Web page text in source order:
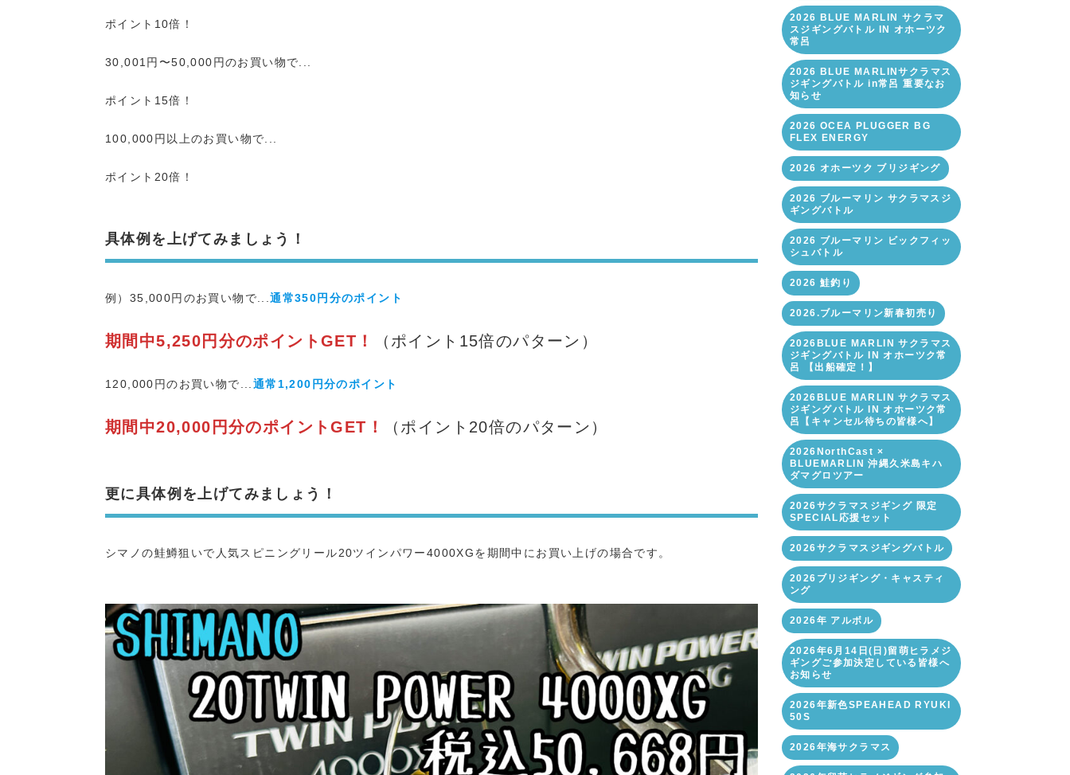
ポイント10倍！
30,001円〜50,000円のお買い物で...
ポイント15倍！
100,000円以上のお買い物で...
ポイント20倍！
具体例を上げてみましょう！
例）35,000円のお買い物で...通常350円分のポイント
期間中5,250円分のポイントGET！ （ポイント15倍のパターン）
120,000円のお買い物で... 通常1,200円分のポイント
期間中20,000円分のポイントGET！ （ポイント20倍のパターン）
更に具体例を上げてみましょう！
シマノの鮭鱒狙いで人気スピニングリール20ツインパワー4000XGを期間中にお買い上げの場合です。
2026 BLUE MARLIN サクラマ
スジギングバトル IN オホーツク
常呂
2026 BLUE MARLINサクラマス
ジギングバトル in常呂 重要なお
知らせ
2026 OCEA PLUGGER BG
FLEX ENERGY
2026 オホーツク ブリジギング
2026 ブルーマリン サクラマスジ
ギングバトル
2026 ブルーマリン ビックフィッ
シュバトル
2026 鮭釣り
2026.ブルーマリン新春初売り
2026BLUE MARLIN サクラマス
ジギングバトル IN オホーツク常
呂 【出船確定！】
2026BLUE MARLIN サクラマス
ジギングバトル IN オホーツク常
呂【キャンセル待ちの皆様へ】
2026NorthCast ×
BLUEMARLIN 沖縄久米島キハ
ダマグロツアー
2026サクラマスジギング 限定
SPECIAL応援セット
2026サクラマスジギングバトル
2026ブリジギング・キャスティ
ング
2026年 アルボル
2026年6月14日(日)留萌ヒラメジ
ギングご参加決定している皆様へ
お知らせ
2026年新色SPEAHEAD RYUKI
50S
2026年海サクラマス